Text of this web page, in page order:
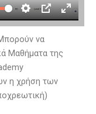
να
Μαθήματα της
η χρήση των